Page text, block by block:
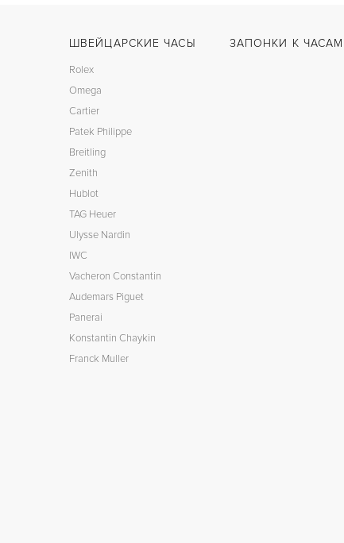
ШВЕЙЦАРСКИЕ ЧАСЫ
Rolex
Omega
Cartier
Patek Philippe
Breitling
Zenith
Hublot
TAG Heuer
Ulysse Nardin
IWC
Vacheron Constantin
Audemars Piguet
Panerai
Konstantin Chaykin
Franck Muller
ЗАПОНКИ К ЧАСАМ